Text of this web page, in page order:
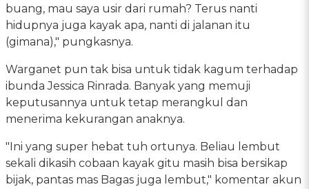
buang, mau saya usir dari rumah? Terus nanti
hidupnya juga kayak apa, nanti di jalanan itu
(gimana)," pungkasnya.
Warganet pun tak bisa untuk tidak kagum terhadap
ibunda Jessica Rinrada. Banyak yang memuji
keputusannya untuk tetap merangkul dan
menerima kekurangan anaknya.
"Ini yang super hebat tuh ortunya. Beliau lembut
sekali dikasih cobaan kayak gitu masih bisa bersikap
bijak, pantas mas Bagas juga lembut," komentar akun